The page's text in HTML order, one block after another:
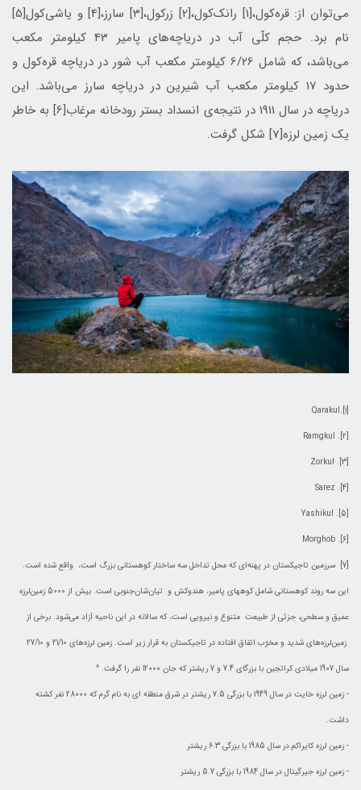
می‌توان از: قره‌كول،[1] رانک‌کول،[2] زرکول،[3] سارز،[4] و یاشی‌کول[5]
نام برد. حجم کلّی آب در دریاچه‌های پامیر 43 کیلومتر مکعب
می‌باشد، که شامل 6/26 کیلومتر مکعب آب‌ شور در دریاچه قره‌كول و
حدود 17 کیلومتر مکعب آب‌ شیرین در دریاچه سارز می‌باشد. اين
درياچه در سال 1911 در نتیجه‌ی انسداد بستر رودخانه مرغاب[6] به خاطر
یک زمین لرزه[7] شکل گرفت.
[7] سرزمين تاجيکستان در پهنه‌اى که محل تداخل سه ساختار کوهستانى بزرگ است، واقع شده است.
اين سه روند کوهستانى شامل کوههاى پامير، هندوکش و تيان‌شان‌جنوبى است. بيش از 5000 زمين‌لرزه
عميق و سطحى، جزئى از طبيعت متنوع و نيرويى است، که سالانه در اين ناحيه آزاد مى‌شود. برخى از
زمين‌لرزه‌هاى شديد و مخرّب اتفاق افتاده در تاجيکستان به قرار زير است. زمين لرزه‌هاى 21/10 و 27/10
سال 1907 ميلادى کراتجين با بزرگاى 7.4 و 7 ريشتر که جان 12000 نفر را گرفت. ^
- زمين لرزه خايت در سال 1949 با بزرگى 7.5 ريشتر در شرق منطقه اى به نام گرم که 28000 نفر کشته
داشت.
- زمين لرزه کايراکم در سال 1985 با بزرگى 6.3 ريشتر
- زمين لرزه جيرگيتال در سال 1984 با بزرگى 5.7 ريشتر